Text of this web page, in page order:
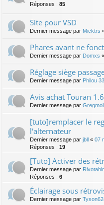
Réponses : 85
Site pour VSD
Dernier message par Micktrs
Phares avant ne
Dernier message par Domxs «
Réglage siège
Dernier message par Philou 33
Avis achat Touran
Dernier message par Gregmoli
[tuto]remplacer le
l'alternateur
Dernier message par jbll « 07
Réponses : 19
[Tuto] Activer des
Dernier message par
Réponses : 6
Éclairage sous
Dernier message par